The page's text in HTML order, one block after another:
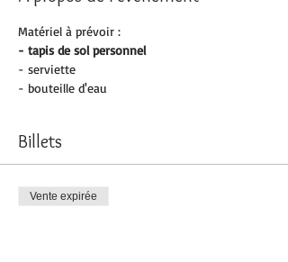
Matériel à prévoir :
- tapis de sol personnel
- serviette
- bouteille d'eau
Billets
Vente expirée